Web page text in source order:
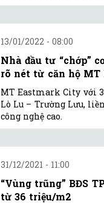
13/01/2022 - 08:00
Nhà đầu tư “chớp”
rõ nét từ căn hộ MT
MT Eastmark City với
Lò Lu – Trường Lưu,
công nghệ cao.
31/12/2021 - 11:00
“Vùng trũng” BĐS
từ 36 triệu/m2